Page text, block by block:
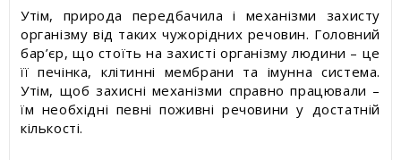
Утім, природа передбачила і механізми захисту
організму від таких чужорідних речовин. Головний
бар’єр, що стоїть на захисті організму людини – це
її печінка, клітинні мембрани та імунна система.
Утім, щоб захисні механізми справно працювали –
їм необхідні певні поживні речовини у достатній
кількості.